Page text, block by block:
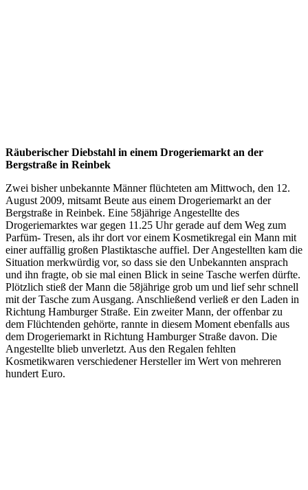
Räuberischer Diebstahl in einem Drogeriemarkt an der
Bergstraße in Reinbek
Zwei bisher unbekannte Männer flüchteten am Mittwoch, den 12.
August 2009, mitsamt Beute aus einem Drogeriemarkt an der
Bergstraße in Reinbek. Eine 58jährige Angestellte des
Drogeriemarktes war gegen 11.25 Uhr gerade auf dem Weg zum
Parfüm- Tresen, als ihr dort vor einem Kosmetikregal ein Mann mit
einer auffällig großen Plastiktasche auffiel. Der Angestellten kam die
Situation merkwürdig vor, so dass sie den Unbekannten ansprach
und ihn fragte, ob sie mal einen Blick in seine Tasche werfen dürfte.
Plötzlich stieß der Mann die 58jährige grob um und lief sehr schnell
mit der Tasche zum Ausgang. Anschließend verließ er den Laden in
Richtung Hamburger Straße. Ein zweiter Mann, der offenbar zu
dem Flüchtenden gehörte, rannte in diesem Moment ebenfalls aus
dem Drogeriemarkt in Richtung Hamburger Straße davon. Die
Angestellte blieb unverletzt. Aus den Regalen fehlten
Kosmetikwaren verschiedener Hersteller im Wert von mehreren
hundert Euro.